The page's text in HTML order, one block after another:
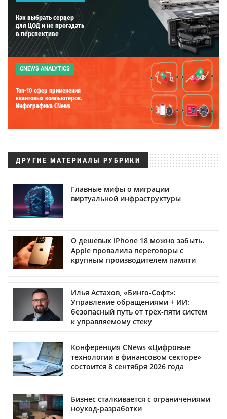
Как выбрать сервер
для ЦОД и не прогадать
в перспективе
CNEWS ANALYTICS
Топ-10 сфер применения
квантовых компьютеров.
Инфографика CNews
ДРУГИЕ МАТЕРИАЛЫ РУБРИКИ
Главные мифы о миграции
виртуальной инфраструктуры
О дешевых iPhone 18 можно забыть.
Apple провалила переговоры с
крупным производителем памяти
Илья Астахов, «Бинго-Софт»:
Управление обращениями + ИИ:
безопасный путь от трех‑пяти систем
к управляемому стеку
Конференция CNews «Цифровые
технологии в финансовом секторе»
состоится 8 сентября 2026 года
Бизнес сталкивается с ограничениями
ноукод-разработки